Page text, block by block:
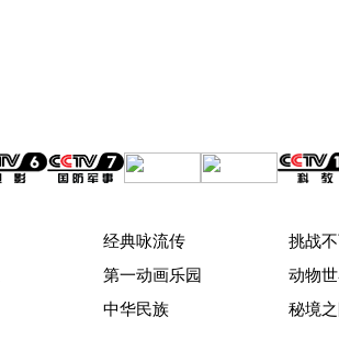
经典咏流传 挑战
第一动画乐园 动物
中华民族 秘境